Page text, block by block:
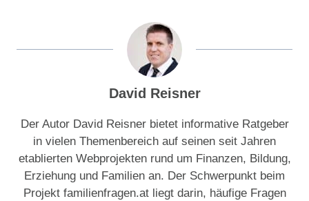
David Reisner
Der Autor David Reisner bietet informative Ratgeber
in vielen Themenbereich auf seinen seit Jahren
etablierten Webprojekten rund um Finanzen, Bildung,
Erziehung und Familien an. Der Schwerpunkt beim
Projekt familienfragen.at liegt darin, häufige Fragen